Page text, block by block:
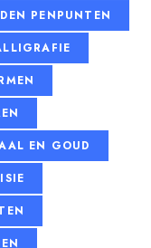
PENPUNTEN
EN GOUD